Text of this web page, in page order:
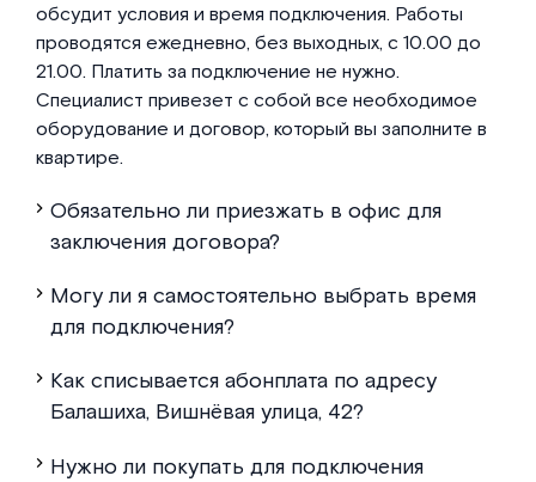
обсудит условия и время подключения. Работы
проводятся ежедневно, без выходных, с 10.00 до
21.00. Платить за подключение не нужно.
Специалист привезет с собой все необходимое
оборудование и договор, который вы заполните в
квартире.
Обязательно ли приезжать в офис для
заключения договора?
Могу ли я самостоятельно выбрать время
для подключения?
Как списывается абонплата по адресу
Балашиха, Вишнёвая улица, 42?
Нужно ли покупать для подключения